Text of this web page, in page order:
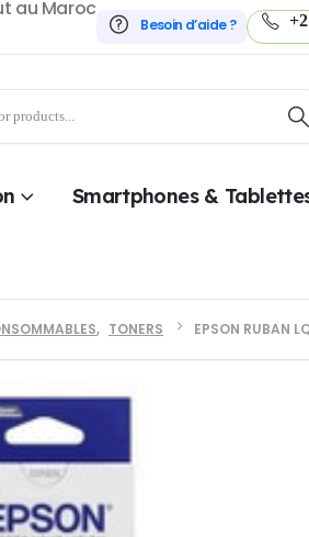
au Maroc
Besoin d’aide ?
Smartphones &
, TONERS EPSON RUBAN